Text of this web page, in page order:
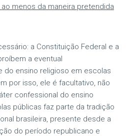
menos da maneira pretendida
a Constituição Federal e a
a eventual
do ensino religioso em escolas
por isso, ele é facultativo, não
confessional do ensino
públicas faz parte da tradição
brasileira, presente desde a
do período republicano e